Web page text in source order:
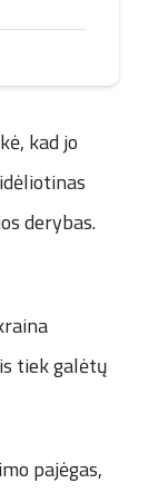
kad jo
derybas.
tiek galėtų
pajėgas,